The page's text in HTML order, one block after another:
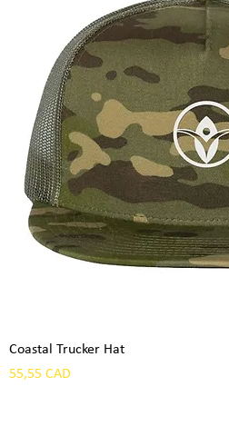
Coastal Trucker Hat
Precio
55,55 CAD